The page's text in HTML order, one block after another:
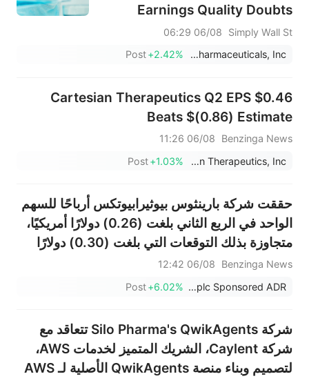
Earnings Quality Doubts
Simply Wall St
06/08 06:29
Rigel Pharmaceuticals, Inc.
+2.42%
Post
Cartesian Therapeutics Q2 EPS $0.46
Beats $(0.86) Estimate
Benzinga News
06/08 11:26
Cartesian Therapeutics, Inc.
+1.03%
Post
حققت شركة بارينثوس بيوثيرابيوتكس أرباحًا للسهم
الواحد في الربع الثاني بلغت (0.26) دولارًا أمريكيًا،
متجاوزة بذلك التوقعات التي بلغت (0.30) دولارًا
أمريكيًا.
Benzinga News
06/08 12:42
Barinthus Biotherapeutics plc Sponsored ADR
+6.02%
Post
شركة Silo Pharma's QwikAgents تتعاقد مع
شركة Caylent، الشريك المتميز لخدمات AWS،
لتصميم وبناء منصة QwikAgents الأصلية لـ AWS